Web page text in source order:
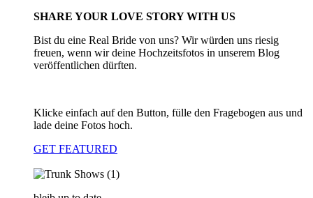
SHARE YOUR LOVE STORY WITH US
Bist du eine Real Bride von uns? Wir würden uns riesig
freuen, wenn wir deine Hochzeitsfotos in unserem Blog
veröffentlichen dürften.
Klicke einfach auf den Button, fülle den Fragebogen aus und
lade deine Fotos hoch.
GET FEATURED